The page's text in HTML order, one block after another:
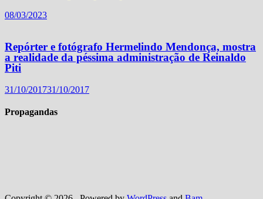
08/03/2023
Repórter e fotógrafo Hermelindo Mendonça, mostra
a realidade da péssima administração de Reinaldo
Piti
31/10/201731/10/2017
Propagandas